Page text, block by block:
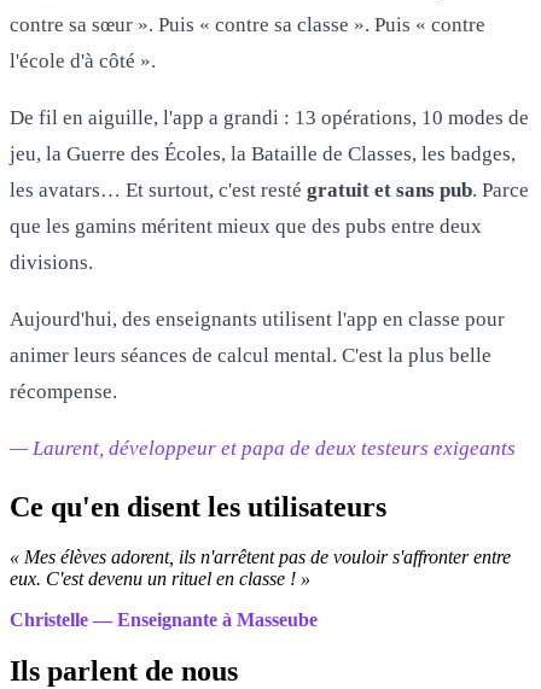
contre sa sœur ». Puis « contre sa classe ». Puis « contre
l'école d'à côté ».
De fil en aiguille, l'app a grandi : 13 opérations, 10 modes de
jeu, la Guerre des Écoles, la Bataille de Classes, les badges,
les avatars… Et surtout, c'est resté gratuit et sans pub. Parce
que les gamins méritent mieux que des pubs entre deux
divisions.
Aujourd'hui, des enseignants utilisent l'app en classe pour
animer leurs séances de calcul mental. C'est la plus belle
récompense.
— Laurent, développeur et papa de deux testeurs exigeants
Ce qu'en disent les utilisateurs
« Mes élèves adorent, ils n'arrêtent pas de vouloir s'affronter entre
eux. C'est devenu un rituel en classe ! »
Christelle — Enseignante à Masseube
Ils parlent de nous